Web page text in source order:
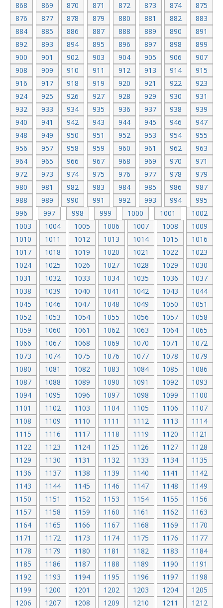
868
869 870 871 872 873 874
875
876
877 878 879 880 881 882
883
884
885 886 887 888 889 890
891
892
893 894 895 896 897 898
899
900
901 902 903 904 905 906
907
908
909 910 911 912 913 914
915
916
917 918 919 920 921 922
923
924
925 926 927 928 929 930
931
932
933 934 935 936 937 938
939
940
941 942 943 944 945 946
947
948
949 950 951 952 953 954
955
956
957 958 959 960 961 962
963
964
965 966 967 968 969 970
971
972
973 974 975 976 977 978
979
980
981 982 983 984 985 986
987
988
989 990 991 992 993 994
995
996
997 998 999 1000 1001
1002
1003
1004 1005 1006 1007 1008
1009
1010
1011 1012 1013 1014 1015
1016
1017
1018 1019 1020 1021 1022
1023
1024
1025 1026 1027 1028 1029
1030
1031
1032 1033 1034 1035 1036
1037
1038
1039 1040 1041 1042 1043
1044
1045
1046 1047 1048 1049 1050
1051
1052
1053 1054 1055 1056 1057
1058
1059
1060 1061 1062 1063 1064
1065
1066
1067 1068 1069 1070 1071
1072
1073
1074 1075 1076 1077 1078
1079
1080
1081 1082 1083 1084 1085
1086
1087
1088 1089 1090 1091 1092
1093
1094
1095 1096 1097 1098 1099
1100
1101
1102 1103 1104 1105 1106
1107
1108
1109 1110 1111 1112 1113
1114
1115
1116 1117 1118 1119 1120
1121
1122
1123 1124 1125 1126 1127
1128
1129
1130 1131 1132 1133 1134
1135
1136
1137 1138 1139 1140 1141
1142
1143
1144 1145 1146 1147 1148
1149
1150
1151 1152 1153 1154 1155
1156
1157
1158 1159 1160 1161 1162
1163
1164
1165 1166 1167 1168 1169
1170
1171
1172 1173 1174 1175 1176
1177
1178
1179 1180 1181 1182 1183
1184
1185
1186 1187 1188 1189 1190
1191
1192
1193 1194 1195 1196 1197
1198
1199
1200 1201 1202 1203 1204
1205
1206
1207 1208 1209 1210 1211
1212